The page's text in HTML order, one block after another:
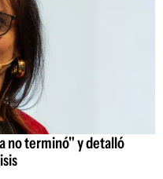
no terminó" y detalló